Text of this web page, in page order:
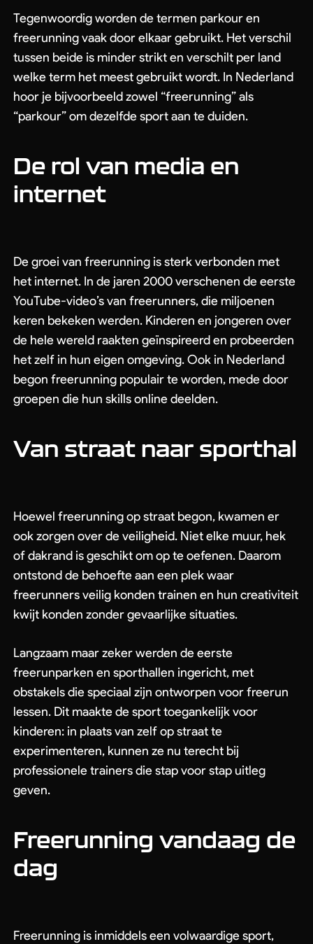
Geen producten in de winkelwagen.
Tegenwoordig worden de termen parkour en
freerunning vaak door elkaar gebruikt. Het verschil
tussen beide is minder strikt en verschilt per land
welke term het meest gebruikt wordt. In Nederland
hoor je bijvoorbeeld zowel “freerunning” als
“parkour” om dezelfde sport aan te duiden.
De rol van media en
internet
De groei van freerunning is sterk verbonden met
het internet. In de jaren 2000 verschenen de eerste
YouTube-video’s van freerunners, die miljoenen
keren bekeken werden. Kinderen en jongeren over
de hele wereld raakten geïnspireerd en probeerden
het zelf in hun eigen omgeving. Ook in Nederland
begon freerunning populair te worden, mede door
groepen die hun skills online deelden.
Van straat naar sporthal
Hoewel freerunning op straat begon, kwamen er
ook zorgen over de veiligheid. Niet elke muur, hek
of dakrand is geschikt om op te oefenen. Daarom
ontstond de behoefte aan een plek waar
freerunners veilig konden trainen en hun creativiteit
kwijt konden zonder gevaarlijke situaties.
Langzaam maar zeker werden de eerste
freerunparken en sporthallen ingericht, met
obstakels die speciaal zijn ontworpen voor freerun
lessen. Dit maakte de sport toegankelijk voor
kinderen: in plaats van zelf op straat te
experimenteren, kunnen ze nu terecht bij
professionele trainers die stap voor stap uitleg
geven.
Freerunning vandaag de
dag
Freerunning is inmiddels een volwaardige sport,